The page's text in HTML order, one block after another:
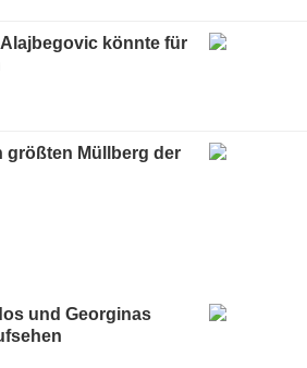
könnte für
größten Müllberg der
und Georginas